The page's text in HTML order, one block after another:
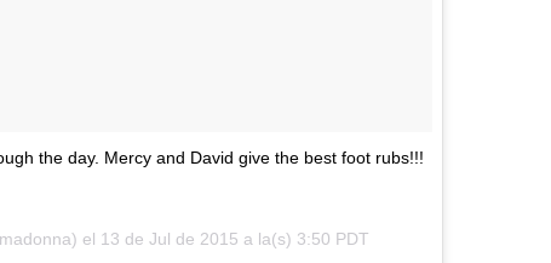
the day. Mercy and David give the best foot rubs!!!
el 13 de Jul de 2015 a la(s) 3:50 PDT